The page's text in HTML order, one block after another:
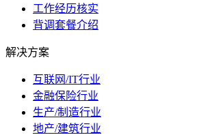
工作经历核实
背调套餐介绍
解决方案
互联网/IT行业
金融保险行业
生产/制造行业
地产/建筑行业